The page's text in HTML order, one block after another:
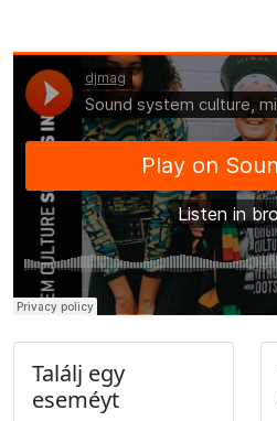
Találj egy
eseméyt